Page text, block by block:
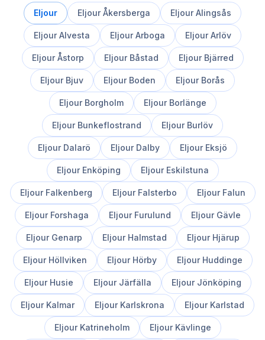
Eljour Eljour Åkersberga Eljour Alingsås
Eljour Alvesta Eljour Arboga Eljour Arlöv
Eljour Åstorp Eljour Båstad Eljour Bjärred
Eljour Bjuv Eljour Boden Eljour Borås
Eljour Borgholm Eljour Borlänge
Eljour Bunkeflostrand Eljour Burlöv
Eljour Dalarö Eljour Dalby Eljour Eksjö
Eljour Enköping Eljour Eskilstuna
Eljour Falkenberg Eljour Falsterbo Eljour Falun
Eljour Forshaga Eljour Furulund Eljour Gävle
Eljour Genarp Eljour Halmstad Eljour Hjärup
Eljour Höllviken Eljour Hörby Eljour Huddinge
Eljour Husie Eljour Järfälla Eljour Jönköping
Eljour Kalmar Eljour Karlskrona Eljour Karlstad
Eljour Katrineholm Eljour Kävlinge